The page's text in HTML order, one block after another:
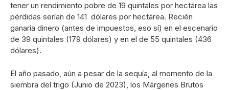
tener un rendimiento pobre de 19 quintales por hectárea las
pérdidas serían de 141 dólares por hectárea. Recién
ganaría dinero (antes de impuestos, eso sí) en el escenario
de 39 quintales (179 dólares) y en el de 55 quintales (436
dólares).
El año pasado, aún a pesar de la sequía, al momento de la
siembra del trigo (Junio de 2023), los Márgenes Brutos